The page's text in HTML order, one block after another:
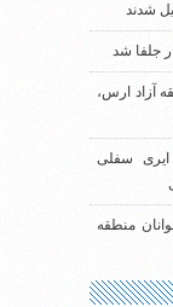
شدند
جلفا شد
آزاد ارس،
ایری سفلی
منطقه